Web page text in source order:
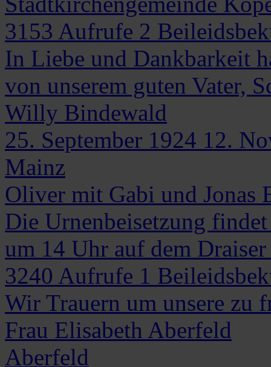
3153 Aufrufe 2
In Liebe und Dankbarkeit
von unserem guten Vater,
Willy Bindewald
25. September 1924 12.
Mainz
Oliver mit Gabi und Jonas
Die Urnenbeisetzung
um 14 Uhr auf dem
3240 Aufrufe 1
Wir Trauern um unsere zu
Frau Elisabeth Aberfeld
Aberfeld